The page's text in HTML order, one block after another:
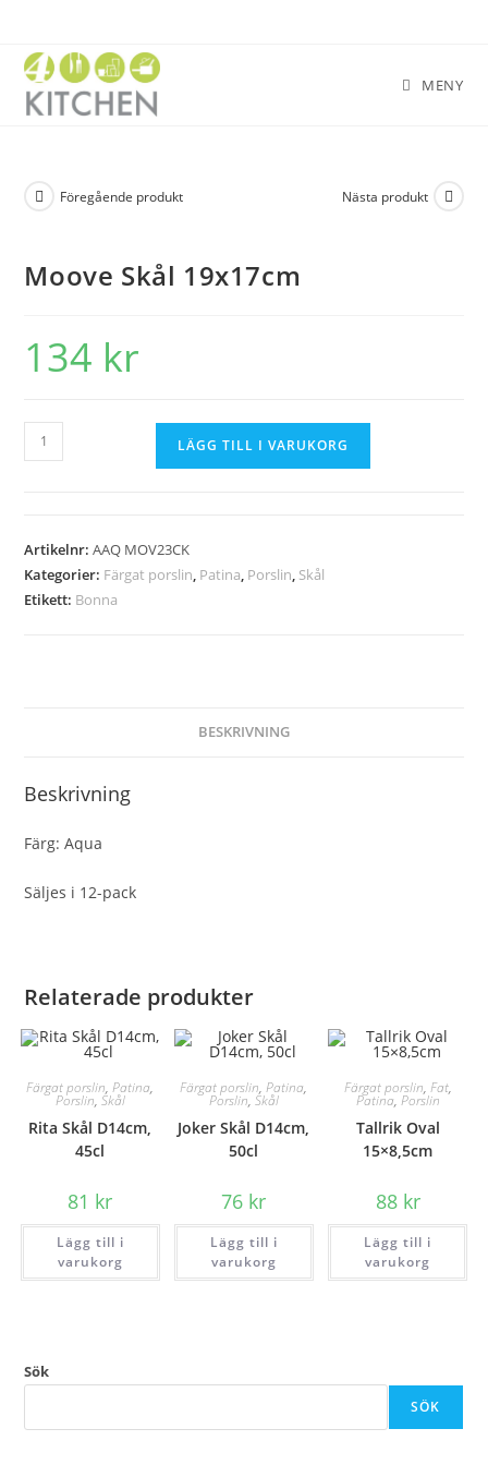
MENY
Föregående produkt Nästa produkt
Moove Skål 19x17cm
134 kr
LÄGG TILL I VARUKORG
Artikelnr:AAQ MOV23CK
Kategorier: Färgat porslin, Patina, Porslin, Skål
Etikett: Bonna
BESKRIVNING
Beskrivning
Färg: Aqua
Säljes i 12-pack
Relaterade produkter
Färgat porslin,Patina,
Porslin, Skål
Rita Skål D14cm,
45cl
81 kr
Lägg till i
varukorg
Färgat porslin,Patina,
Porslin, Skål
Joker Skål D14cm,
50cl
76 kr
Lägg till i
varukorg
Färgat porslin, Fat,
Patina, Porslin
Tallrik Oval
15×8,5cm
88 kr
Lägg till i
varukorg
Sök
SÖK